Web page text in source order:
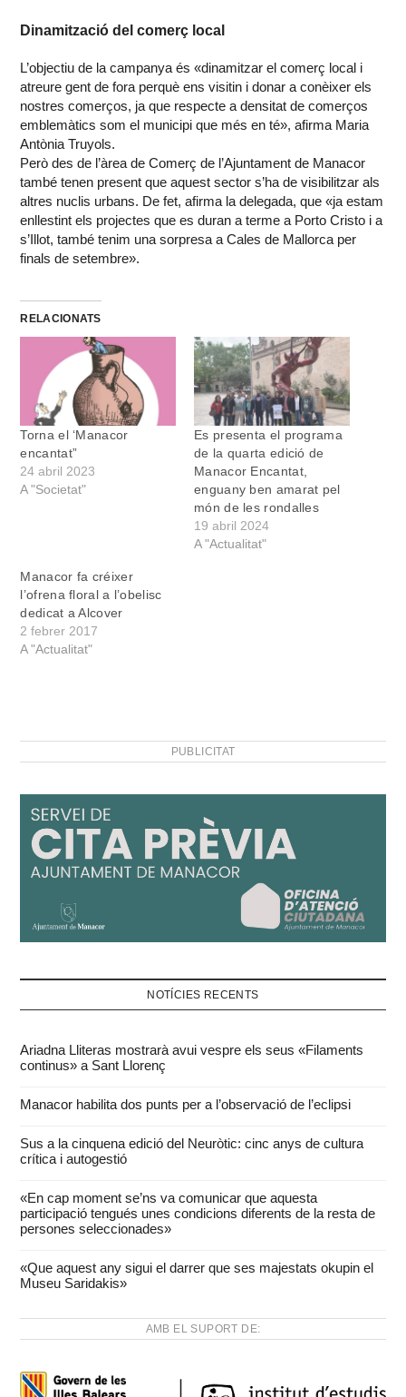
Dinamització del comerç local
L’objectiu de la campanya és «dinamitzar el comerç local i
atreure gent de fora perquè ens visitin i donar a conèixer els
nostres comerços, ja que respecte a densitat de comerços
emblemàtics som el municipi que més en té», afirma Maria
Antònia Truyols.
Però des de l’àrea de Comerç de l’Ajuntament de Manacor
també tenen present que aquest sector s’ha de visibilitzar als
altres nuclis urbans. De fet, afirma la delegada, que «ja estam
enllestint els projectes que es duran a terme a Porto Cristo i a
s’Illot, també tenim una sorpresa a Cales de Mallorca per
finals de setembre».
RELACIONATS
Torna el ‘Manacor
encantat”
24 abril 2023
A "Societat"
Es presenta el programa
de la quarta edició de
Manacor Encantat,
enguany ben amarat pel
món de les rondalles
19 abril 2024
A "Actualitat"
Manacor fa créixer
l’ofrena floral a l’obelisc
dedicat a Alcover
2 febrer 2017
A "Actualitat"
PUBLICITAT
NOTÍCIES RECENTS
Ariadna Lliteras mostrarà avui vespre els seus «Filaments
continus» a Sant Llorenç
Manacor habilita dos punts per a l’observació de l’eclipsi
Sus a la cinquena edició del Neuròtic: cinc anys de cultura
crítica i autogestió
«En cap moment se’ns va comunicar que aquesta
participació tengués unes condicions diferents de la resta de
persones seleccionades»
«Que aquest any sigui el darrer que ses majestats okupin el
Museu Saridakis»
AMB EL SUPORT DE: